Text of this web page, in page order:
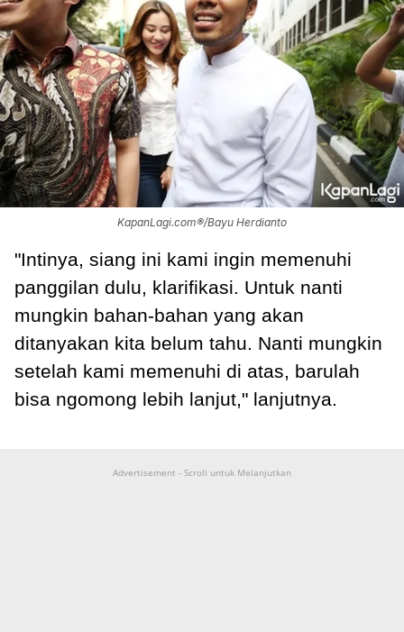
KapanLagi.com®/Bayu Herdianto
"Intinya, siang ini kami ingin memenuhi
panggilan dulu, klarifikasi. Untuk nanti
mungkin bahan-bahan yang akan
ditanyakan kita belum tahu. Nanti mungkin
setelah kami memenuhi di atas, barulah
bisa ngomong lebih lanjut," lanjutnya.
Advertisement - Scroll untuk Melanjutkan